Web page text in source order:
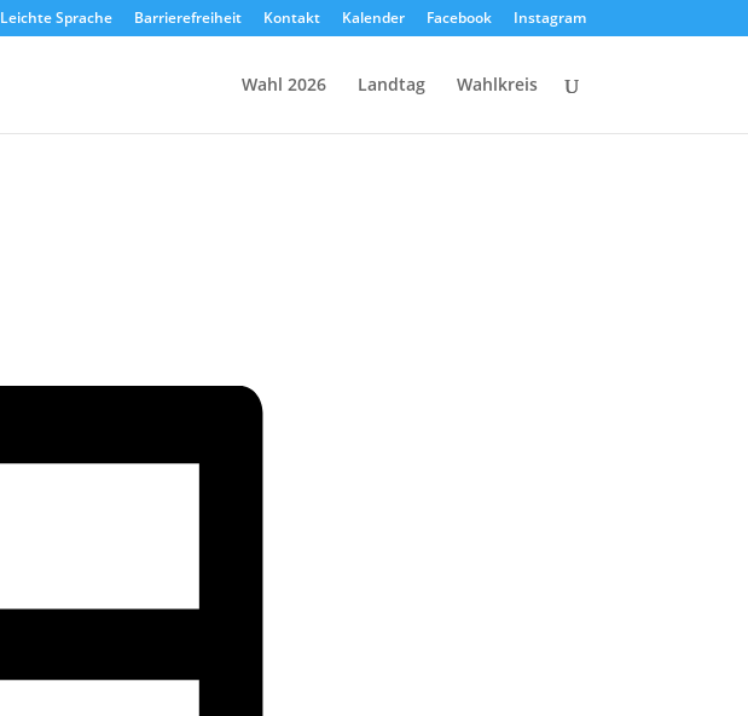
Leichte Sprache Barrierefreiheit Kontakt Kalender Facebook Instagram
Wahl 2026 Landtag Wahlkreis